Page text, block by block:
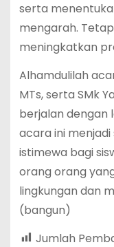
serta
mengarah.
meningkatkan
Alhamdulilah
MTs, serta SMk
berjalan dengan
acara ini
istimewa bagi
orang orang
lingkungan dan
(bangun)
Jumlah